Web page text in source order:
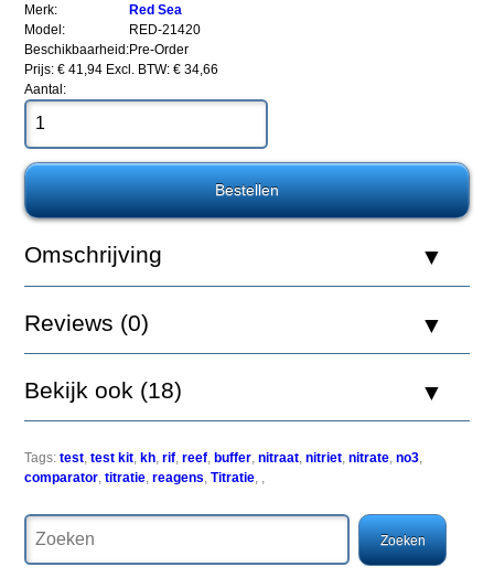
Red
Sea
Nitrate
Comparator
Test
Kit
Red
Nitrate
test
een
geavanceerde
comparator
test
Merk:
Red Sea
Model:
RED-21420
Beschikbaarheid:Pre-Order
Prijs: € 41,94 Excl. BTW: € 34,66
Aantal:
Omschrijving
Reviews (0)
Bekijk ook (18)
Tags: test,test kit, kh,rif,reef, buffer,nitraat,nitriet,nitrate,no3,
comparator,titratie,reagens,Titratie, ,